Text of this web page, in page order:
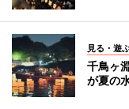
見る・遊
千鳥ヶ
が夏の